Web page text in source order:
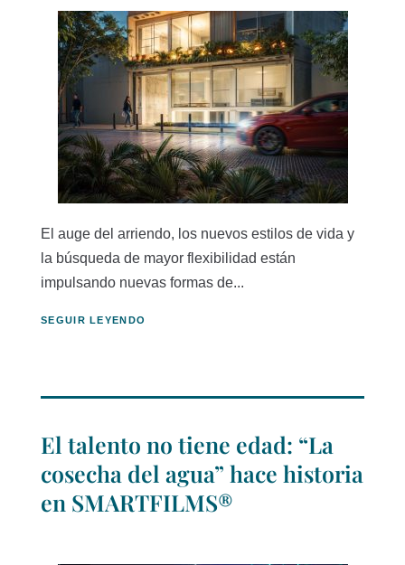
El auge del arriendo, los nuevos estilos de vida y
la búsqueda de mayor flexibilidad están
impulsando nuevas formas de...
SEGUIR LEYENDO
El talento no tiene edad: “La
cosecha del agua” hace historia
en SMARTFILMS®